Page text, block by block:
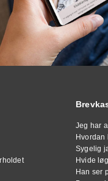
Jeg har
Hvordan
Sygelig
Hvide
Han ser